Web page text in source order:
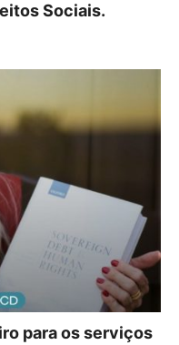
Sociais.
para os serviços